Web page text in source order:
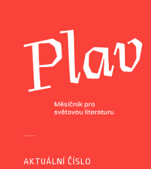
AKTUÁLNÍ ČÍSLO